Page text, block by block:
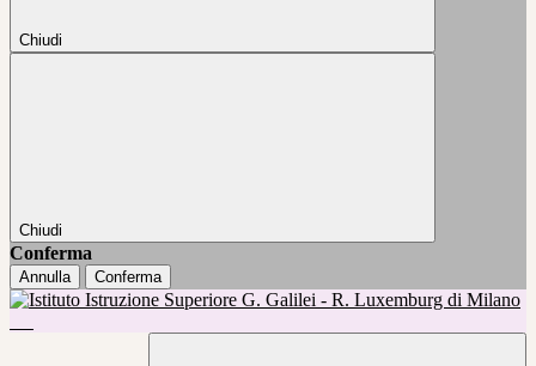
Chiudi
Chiudi
Conferma
Annulla Conferma